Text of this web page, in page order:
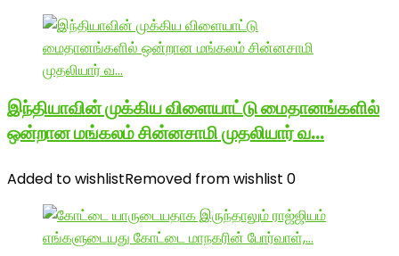
இந்தியாவின் முக்கிய விளையாட்டு மைதானங்களில்
ஒன்றான மங்கலம் சின்னசாமி முதலியார் வ…
Added to wishlistRemoved from wishlist 0